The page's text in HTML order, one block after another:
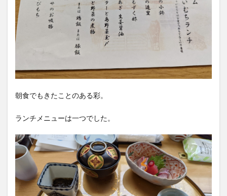
朝食でもきたことのある彩。
ランチメニューは一つでした。